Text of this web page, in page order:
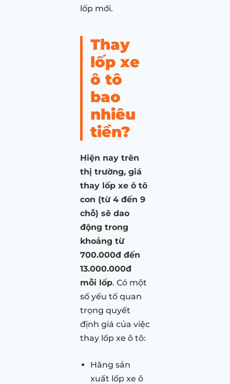
lốp mới.
Thay
lốp xe
ô tô
bao
nhiêu
tiền?
Hiện nay trên
thị trường, giá
thay lốp xe ô tô
con (từ 4 đến 9
chỗ) sẽ dao
động trong
khoảng từ
700.000đ đến
13.000.000đ
mỗi lốp. Có một
số yếu tố quan
trọng quyết
định giá của việc
thay lốp xe ô tô:
Hãng sản
xuất lốp xe ô